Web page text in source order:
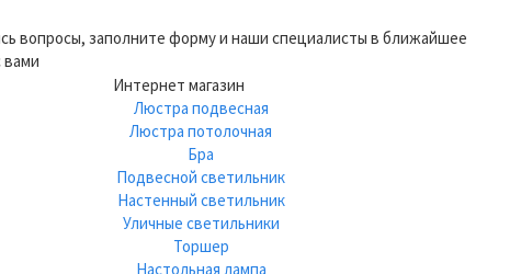
вопросы, заполните форму и наши специалисты в ближайшее
вами
Интернет магазин
Люстра подвесная
Люстра потолочная
Бра
Подвесной светильник
Настенный светильник
Уличные светильники
Торшер
Настольная лампа